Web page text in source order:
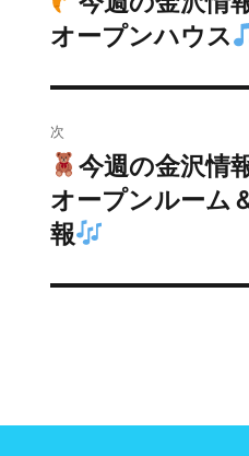
ナ
ビ
ゲ
ー
シ
の
稿:
オープンハウス
次
次
の
投
今週の金沢情
オープンルーム
報